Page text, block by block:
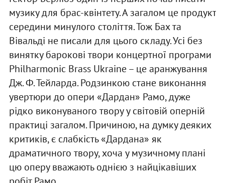
музику для брас-квінтету. А загалом це продукт
середини минулого століття. Тож Бах та
Вівальді не писали для цього складу. Усі без
винятку барокові твори концертної програми
Philharmonic Brass Ukraine – це аранжування
Дж. Ф. Тейларда. Родзинкою стане виконання
увертюри до опери «Дардан» Рамо, дуже
рідко виконуваного твору у світовій оперній
практиці загалом. Причиною, на думку деяких
критиків, є слабкість «Дардана» як
драматичного твору, хоча у музичному плані
цю оперу вважають однією з найцікавіших